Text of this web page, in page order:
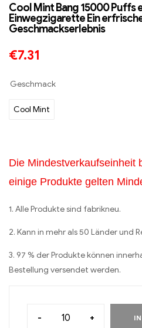
Cool Mint Bang 15000 Puffs
Einwegzigarette Ein
Geschmackserlebnis
€7.31
Geschmack
Cool Mint
Die Mindestverkaufseinheit
einige Produkte gelten
1. Alle Produkte sind fabrikneu.
2. Kann in mehr als 50 Länder und
3. 97 % der Produkte können
Bestellung versendet werden.
- +